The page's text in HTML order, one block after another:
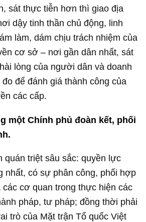
sát thực tiễn hơn thì giao địa
dậy tinh thần chủ động, linh
làm, dám chịu trách nhiệm của
cơ sở – nơi gần dân nhất, sát
lòng của người dân và doanh
để đánh giá thành công của
các cấp.
một Chính phủ đoàn kết, phối
quán triệt sâu sắc: quyền lực
nhất, có sự phân công, phối hợp
cơ quan trong thực hiện các
pháp, tư pháp; đồng thời phải
trò của Mặt trận Tổ quốc Việt